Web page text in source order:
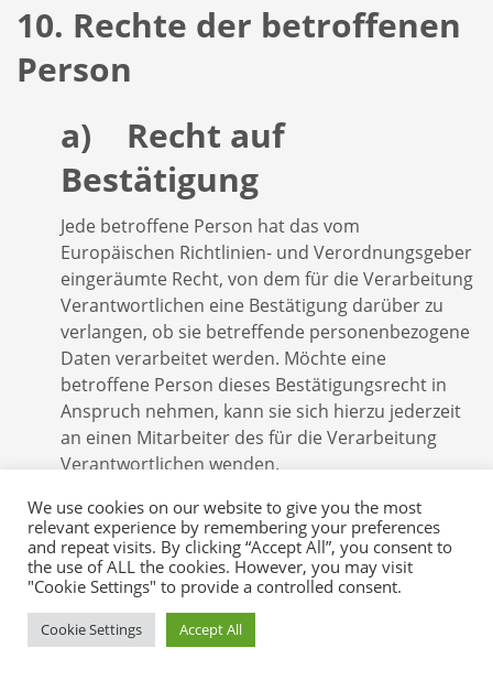
10. Rechte der betroffenen
Person
a) Recht auf
Bestätigung
Jede betroffene Person hat das vom
Europäischen Richtlinien- und Verordnungsgeber
eingeräumte Recht, von dem für die Verarbeitung
Verantwortlichen eine Bestätigung darüber zu
verlangen, ob sie betreffende personenbezogene
Daten verarbeitet werden. Möchte eine
betroffene Person dieses Bestätigungsrecht in
Anspruch nehmen, kann sie sich hierzu jederzeit
an einen Mitarbeiter des für die Verarbeitung
Verantwortlichen wenden.
b) Recht auf Auskunft
Jede von der Verarbeitung personenbezogener
Daten betroffene Person hat das vom
Europäischen Richtlinien- und Verordnungsgeber
gewährte Recht, jederzeit von dem für die
We use cookies on our website to give you the most
relevant experience by remembering your preferences
and repeat visits. By clicking “Accept All”, you consent to
the use of ALL the cookies. However, you may visit
"Cookie Settings" to provide a controlled consent.
Cookie Settings Accept All